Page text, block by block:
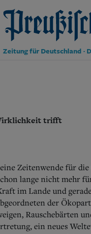
Preußische Allgemeine
Zeitung für Deutschland ·
trifft
Zeitenwende für
lange nicht mehr
im Lande und
der
Rauschebärten
ein neues